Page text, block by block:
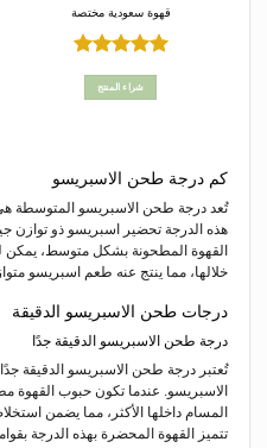
قهوة سعودية مختصة
تم التقييم
من 5
شراء المنتج
كم درجة طحن الاسبريسو
تُعد درجة طحن الاسبريسو المتوسطة هي
هذه الدرجة تحضير اسبريسو ذو توازن
القهوة المطحونة بشكل متوسط،
خلالها، مما ينتج عنه طعم اسبريسو
درجات طحن الاسبريسو الدقيقة
درجة طحن الاسبريسو الدقيقة جدًا
تُعتبر درجة طحن الاسبريسو الدقيقة
الاسبريسو. عندما تكون حبوب القهوة
المسام داخلها الأكثر، مما يضمن
تتميز القهوة المحضرة بهذه الدرجة